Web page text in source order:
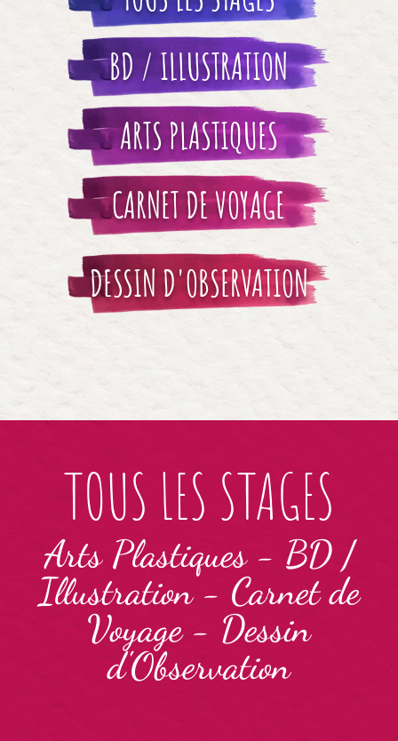
BD / ILLUSTRATION
ARTS PLASTIQUES
CARNET DE VOYAGE
DESSIN D'OBSERVATION
TOUS LES STAGES
Arts Plastiques- BD /
Illustration- Carnet de
Voyage- Dessin
d'Observation